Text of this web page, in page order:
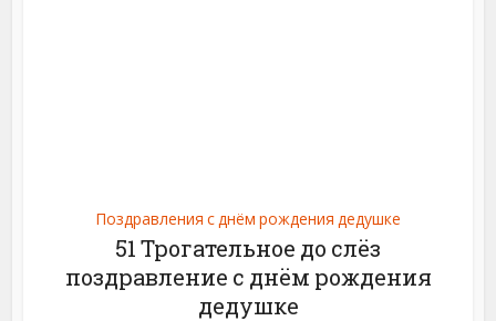
Поздравления с днём рождения дедушке
51 Трогательное до слёз
поздравление с днём рождения
дедушке